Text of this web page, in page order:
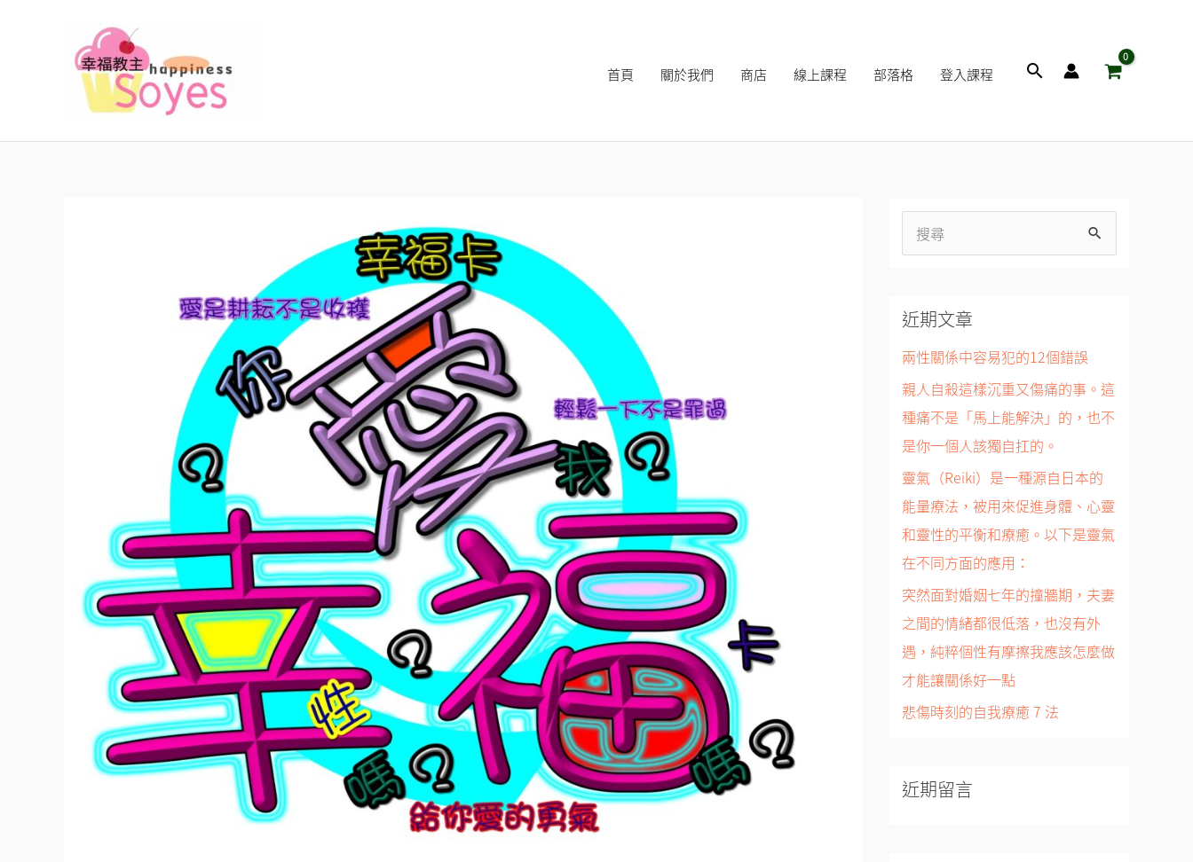
容
首頁 關於我們 商店 線上課程 部落格 登入課程
搜
鍵
字
近期文章
兩性關係中容易犯的12個錯誤
親人自殺這樣沉重又傷痛的事。這
種痛不是「馬上能解決」的，也不
是你一個人該獨自扛的。
靈氣（Reiki）是一種源自日本的
能量療法，被用來促進身體、心靈
和靈性的平衡和療癒。以下是靈氣
在不同方面的應用：
突然面對婚姻七年的撞牆期，夫妻
之間的情緒都很低落，也沒有外
遇，純粹個性有摩擦我應該怎麼做
才能讓關係好一點
悲傷時刻的自我療癒 7 法
近期留言